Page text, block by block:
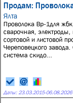
Продам:
Ялта
Проволока Вр-1для
сварочная, электроды,
сортовой и листовой
Череповецкого завода.
система скидо...
Даты: 23.03.2015-06.08.2026